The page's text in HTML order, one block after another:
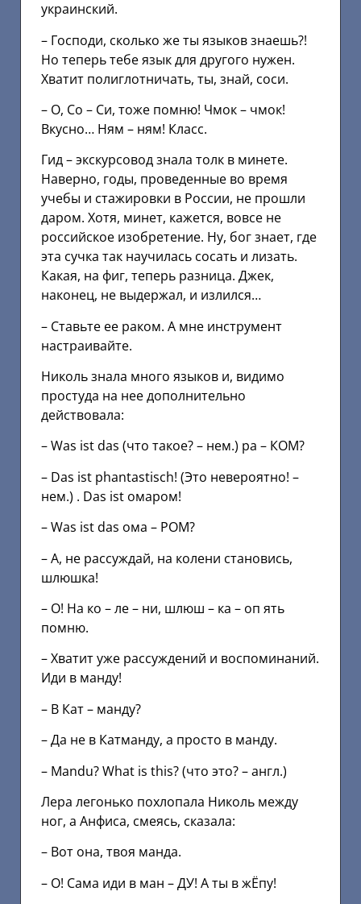
украинский.
– Господи, сколько же ты языков знаешь?!
Но теперь тебе язык для другого нужен.
Хватит полиглотничать, ты, знай, соси.
– О, Со – Си, тоже помню! Чмок – чмок!
Вкусно… Ням – ням! Класс.
Гид – экскурсовод знала толк в минете.
Наверно, годы, проведенные во время
учебы и стажировки в России, не прошли
даром. Хотя, минет, кажется, вовсе не
российское изобретение. Ну, бог знает, где
эта сучка так научилась сосать и лизать.
Какая, на фиг, теперь разница. Джек,
наконец, не выдержал, и излился…
– Ставьте ее раком. А мне инструмент
настраивайте.
Николь знала много языков и, видимо
простуда на нее дополнительно
действовала:
– Was ist das (что такое? – нем.) ра – КОМ?
– Das ist phantastisch! (Это невероятно! –
нем.) . Das ist омаром!
– Was ist das ома – РОМ?
– А, не рассуждай, на колени становись,
шлюшка!
– О! На ко – ле – ни, шлюш – ка – оп ять
помню.
– Хватит уже рассуждений и воспоминаний.
Иди в манду!
– В Кат – манду?
– Да не в Катманду, а просто в манду.
– Mandu? What is this? (что это? – англ.)
Лера легонько похлопала Николь между
ног, а Анфиса, смеясь, сказала:
– Вот она, твоя манда.
– О! Сама иди в ман – ДУ! А ты в жЁпу!